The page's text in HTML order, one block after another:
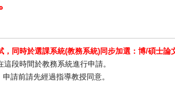
，同時於選課系統(教務系統)同步加選：博/碩⼠論
這段時間於教務系統進⾏申請。
申請前請先經過指導教授同意。